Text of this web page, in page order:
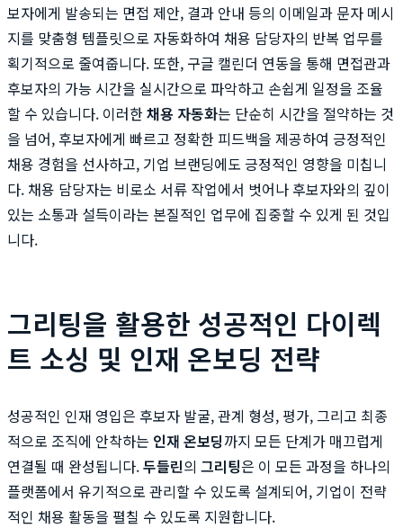
보자에게 발송되는 면접 제안, 결과 안내 등의 이메일과 문자 메시
지를 맞춤형 템플릿으로 자동화하여 채용 담당자의 반복 업무를
획기적으로 줄여줍니다. 또한, 구글 캘린더 연동을 통해 면접관과
후보자의 가능 시간을 실시간으로 파악하고 손쉽게 일정을 조율
할 수 있습니다. 이러한채용 자동화는 단순히 시간을 절약하는 것
을 넘어, 후보자에게 빠르고 정확한 피드백을 제공하여 긍정적인
채용 경험을 선사하고, 기업 브랜딩에도 긍정적인 영향을 미칩니
다. 채용 담당자는 비로소 서류 작업에서 벗어나 후보자와의 깊이
있는 소통과 설득이라는 본질적인 업무에 집중할 수 있게 된 것입
니다.
그리팅을 활용한 성공적인 다이렉
트 소싱 및 인재 온보딩 전략
성공적인 인재 영입은 후보자 발굴, 관계 형성, 평가, 그리고 최종
적으로 조직에 안착하는 인재 온보딩까지 모든 단계가 매끄럽게
연결될 때 완성됩니다.두들린의 그리팅은 이 모든 과정을 하나의
플랫폼에서 유기적으로 관리할 수 있도록 설계되어, 기업이 전략
적인 채용 활동을 펼칠 수 있도록 지원합니다.